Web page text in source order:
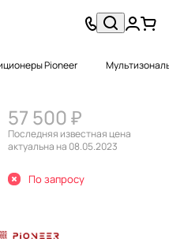
Pioneer
57 500 ₽
Последняя известная цена
актуальна на 08.05.2023
По запросу